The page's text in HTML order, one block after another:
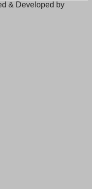
& Developed by